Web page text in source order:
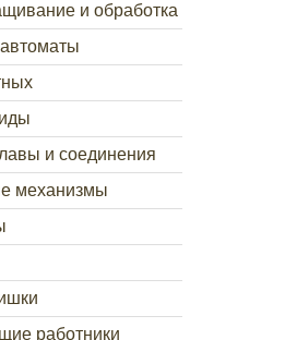
и обработка
и соединения
механизмы
работники